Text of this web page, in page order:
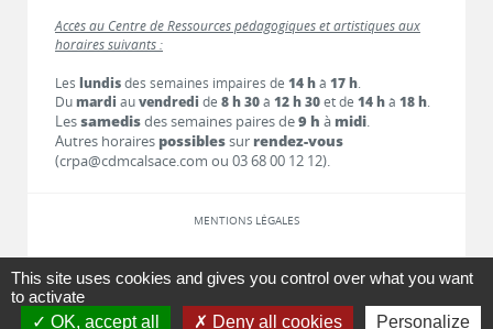
Accès au Centre de Ressources pédagogiques et artistiques aux
horaires suivants :
Les lundisdes semaines impaires de 14 hà 17 h.
Dumardi auvendredi de 8 h 30à 12 h 30et de 14 hà 18 h.
Lessamedisdes semaines paires de9 h à midi.
Autres horaires possiblessur rendez-vous
(crpa@cdmcalsace.com ou 03 68 00 12 12).
MENTIONS LÉGALES
LIENS
CONTACT
This site uses cookies and gives you control over what you want
to activate
OK, accept all
Deny all cookies Personalize